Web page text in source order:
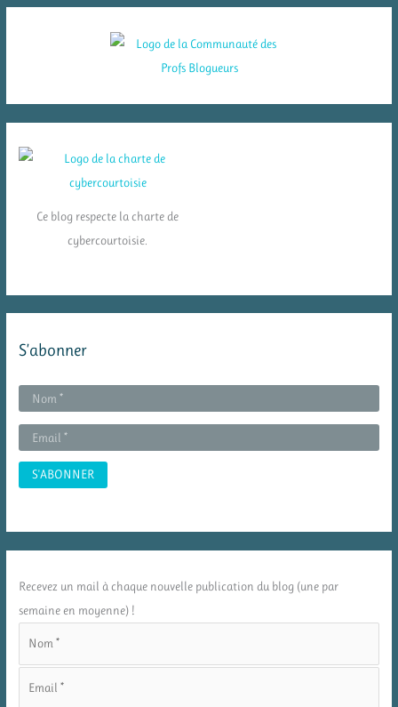
Ce blog respecte la charte de
cybercourtoisie.
S’abonner
Recevez un mail à chaque nouvelle publication du blog (une par
semaine en moyenne) !